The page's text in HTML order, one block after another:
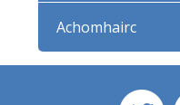
Achomhairc